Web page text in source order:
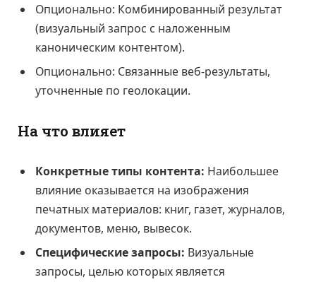
Опционально: Комбинированный результат
(визуальный запрос с наложенным
каноническим контентом).
Опционально: Связанные веб-результаты,
уточненные по геолокации.
На что влияет
Конкретные типы контента: Наибольшее
влияние оказывается на изображения
печатных материалов: книг, газет, журналов,
документов, меню, вывесок.
Специфические запросы: Визуальные
запросы, целью которых является